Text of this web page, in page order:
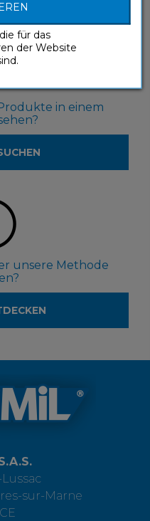
in einem
unsere Methode
Lussac
sur-Marne
für das
der Website